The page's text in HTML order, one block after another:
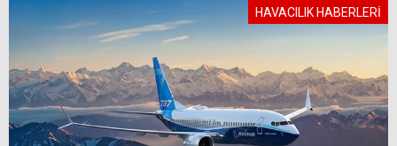
HAVACILIK HABERLERİ